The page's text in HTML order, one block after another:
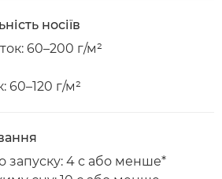
носіїв
60–200 г/м²
60–120 г/м²
запуску: 4 с або менше*